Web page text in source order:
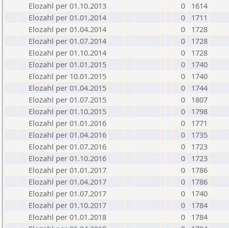
Elozahl per 01.10.2013
0
1614
Elozahl per 01.01.2014
0
1711
Elozahl per 01.04.2014
0
1728
Elozahl per 01.07.2014
0
1728
Elozahl per 01.10.2014
0
1728
Elozahl per 01.01.2015
0
1740
Elozahl per 10.01.2015
0
1740
Elozahl per 01.04.2015
0
1744
Elozahl per 01.07.2015
0
1807
Elozahl per 01.10.2015
0
1798
Elozahl per 01.01.2016
0
1771
Elozahl per 01.04.2016
0
1735
Elozahl per 01.07.2016
0
1723
Elozahl per 01.10.2016
0
1723
Elozahl per 01.01.2017
0
1786
Elozahl per 01.04.2017
0
1786
Elozahl per 01.07.2017
0
1740
Elozahl per 01.10.2017
0
1784
Elozahl per 01.01.2018
0
1784